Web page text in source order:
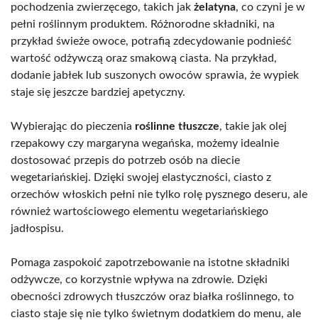
pochodzenia zwierzęcego, takich jak żelatyna, co czyni je w
pełni roślinnym produktem. Różnorodne składniki, na
przykład świeże owoce, potrafią zdecydowanie podnieść
wartość odżywczą oraz smakową ciasta. Na przykład,
dodanie jabłek lub suszonych owoców sprawia, że wypiek
staje się jeszcze bardziej apetyczny.
Wybierając do pieczenia roślinne tłuszcze, takie jak olej
rzepakowy czy margaryna wegańska, możemy idealnie
dostosować przepis do potrzeb osób na diecie
wegetariańskiej. Dzięki swojej elastyczności, ciasto z
orzechów włoskich pełni nie tylko rolę pysznego deseru, ale
również wartościowego elementu wegetariańskiego
jadłospisu.
Pomaga zaspokoić zapotrzebowanie na istotne składniki
odżywcze, co korzystnie wpływa na zdrowie. Dzięki
obecności zdrowych tłuszczów oraz białka roślinnego, to
ciasto staje się nie tylko świetnym dodatkiem do menu, ale